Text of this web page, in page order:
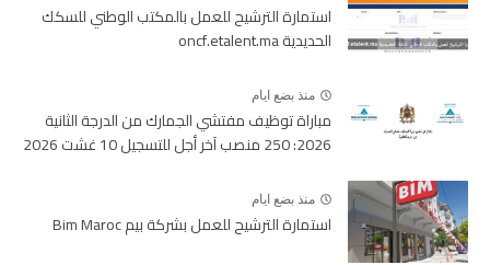
استمارة الترشيح للعمل بالمكتب الوطني للسكك
الحديدية oncf.etalent.ma
منذ بضع ايام
مباراة توظيف مفتشي الجمارك من الدرجة الثانية
2026: 250 منصب آخر أجل للتسجيل 10 غشت 2026
منذ بضع ايام
استمارة الترشيح للعمل بشركة بيم Bim Maroc